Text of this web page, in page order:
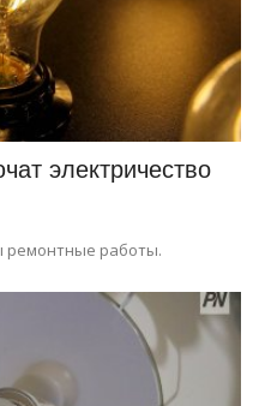
электричество
ремонтные работы.